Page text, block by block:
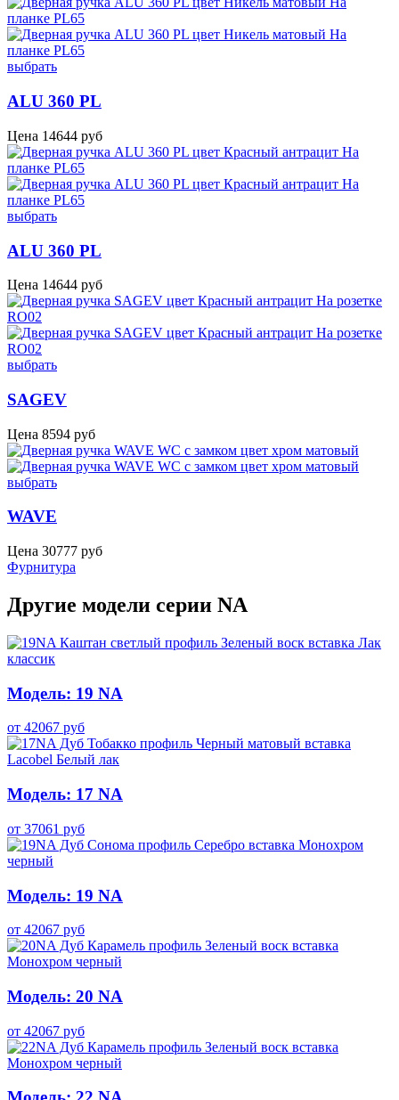
выбрать
ALU 360 PL
Цена 14644 руб
выбрать
ALU 360 PL
Цена 14644 руб
выбрать
SAGEV
Цена 8594 руб
выбрать
WAVE
Цена 30777 руб
Фурнитура
Другие модели серии NA
Модель: 19 NA
от 42067 руб
Модель: 17 NA
от 37061 руб
Модель: 19 NA
от 42067 руб
Модель: 20 NA
от 42067 руб